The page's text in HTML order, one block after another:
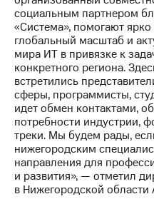
социальным партнером
«Система», помогают
глобальный масштаб и
мира ИТ в привязке к
конкретного региона.
встретились
сферы, программисты,
идет обмен контактами,
потребности индустрии,
треки. Мы будем рады,
нижегородским
направления для
и развития», — отметил
в Нижегородской области